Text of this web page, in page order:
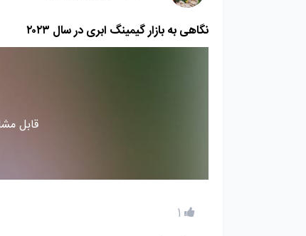
نگاهی به بازار گیمینگ ابری در سال ۲۰۲۳
قابل
1